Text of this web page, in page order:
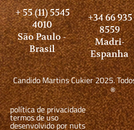
+ 55 (11) 5545
4010
São Paulo -
Brasil
+34 66 935
8559
Madri-
Espanha
Candido Martins Cukier 2025.
®
política de privacidade
termos de uso
desenvolvido por nuts